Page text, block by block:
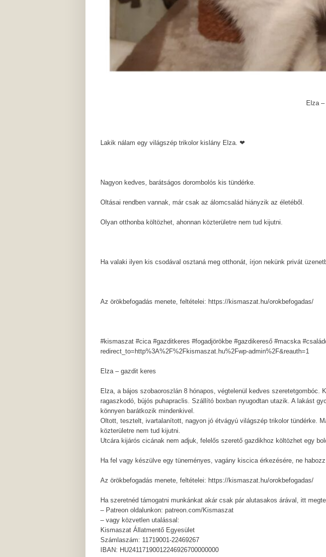
Elza
Lakik nálam egy világszép trikolor kislány Elza. ❤
Nagyon kedves, barátságos dorombolós kis tündérke.
Oltásai rendben vannak, már csak az álomcsalád hiányzik az életéből.
Olyan otthonba költözhet, ahonnan közterületre nem tud kijutni.
Ha valaki ilyen kis csodával osztaná meg otthonát, írjon nekünk privát
Az örökbefogadás menete, feltételei: https://kismaszat.hu/orokbefogadas/
#kismaszat #cica #gazditkeres #fogadjörökbe #gazdikereső #macska
redirect_to=http%3A%2F%2Fkismaszat.hu%2Fwp-admin%2F&reauth=1
Elza – gazdit keres
Elza, a bájos szobaoroszlán 8 hónapos, végtelenül kedves
ragaszkodó, bújós puhapraclis. Szállító boxban nyugodtan utazik. A lakást
könnyen barátkozik mindenkivel.
Oltott, tesztelt, ivartalanított, nagyon jó étvágyú világszép trikolor tündérke.
közterületre nem tud kijutni.
Utcára kijárós cicának nem adjuk, felelős szerető gazdikhoz költözhet egy
Ha fel vagy készülve egy tüneményes, vagány kiscica érkezésére, ne
Az örökbefogadás menete, feltételei: https://kismaszat.hu/orokbefogadas/
Ha szeretnéd támogatni munkánkat akár csak pár alutasakos árával, itt
– Patreon oldalunkon: patreon.com/Kismaszat
– vagy közvetlen utalással:
Kismaszat Állatmentő Egyesület
Számlaszám: 11719001-22469267
IBAN: HU24117190012246926700000000